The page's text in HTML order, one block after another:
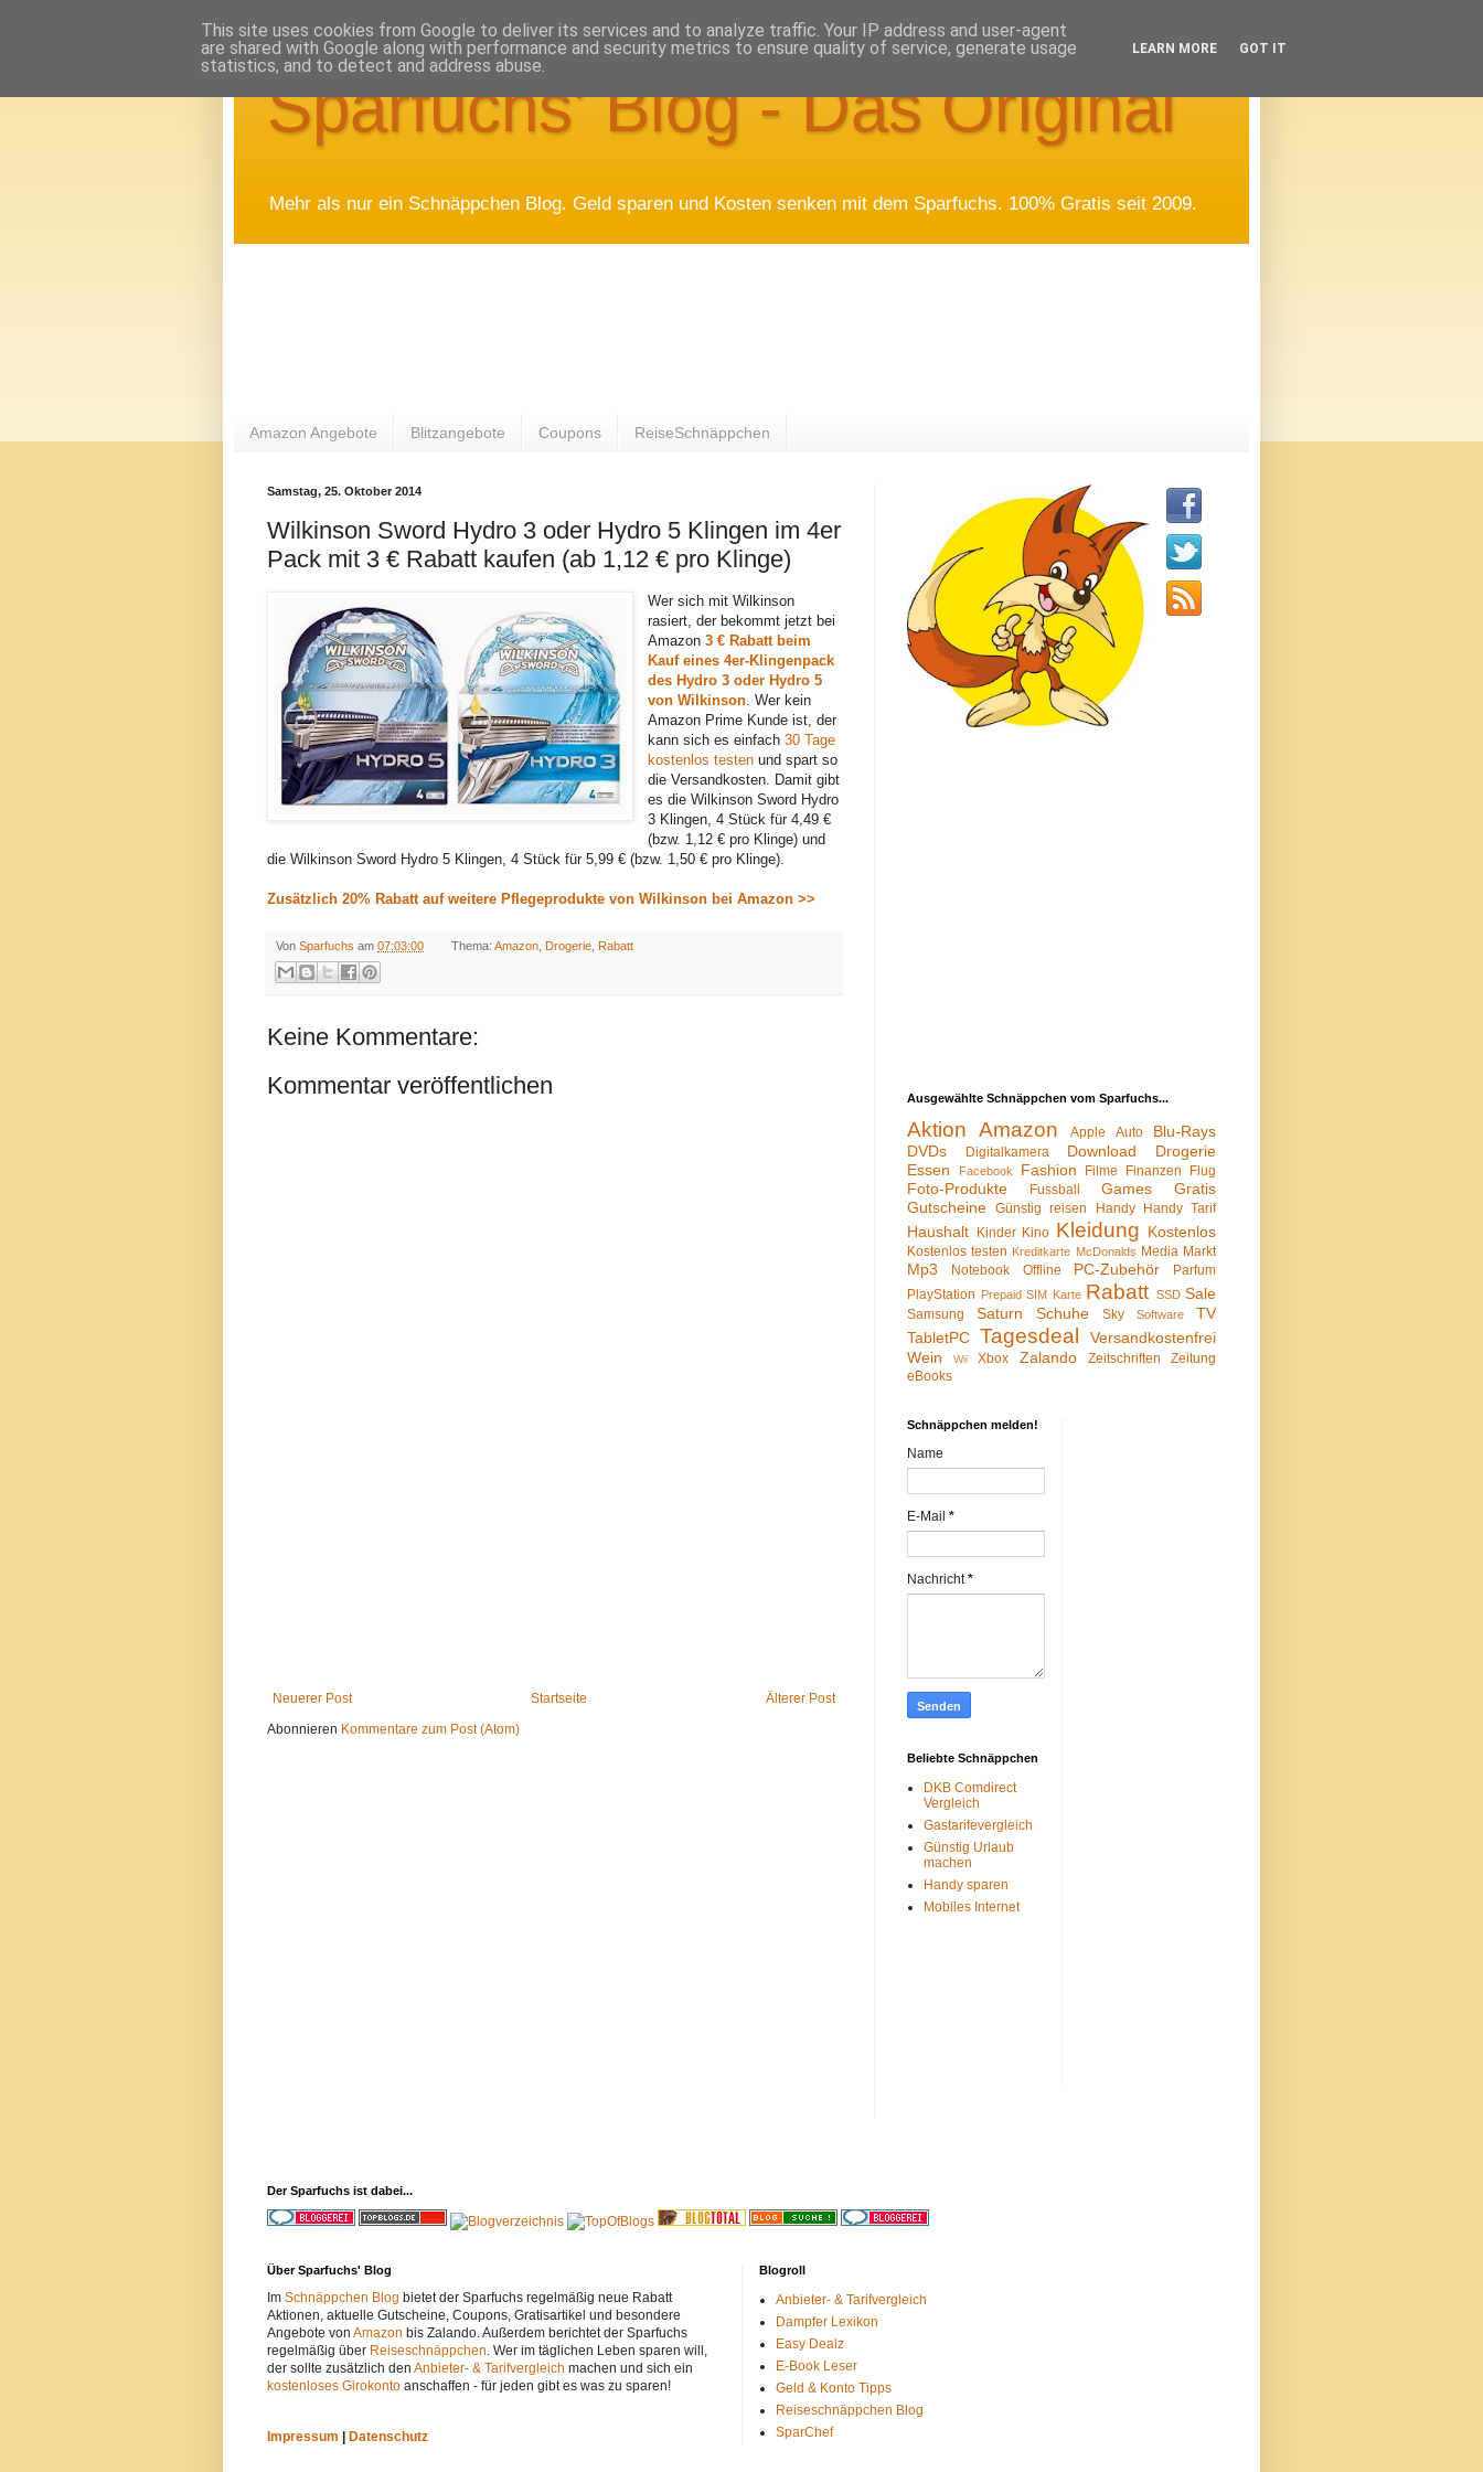
Sparfuchs' Blog - Das Original
Mehr als nur ein Schnäppchen Blog. Geld sparen und Kosten senken mit dem Sparfuchs. 100% Gratis seit 2009.
Amazon Angebote Blitzangebote Coupons ReiseSchnäppchen
Samstag, 25. Oktober 2014
Wilkinson Sword Hydro 3 oder Hydro 5 Klingen im 4er
Pack mit 3 € Rabatt kaufen (ab 1,12 € pro Klinge)
Wer sich mit Wilkinson
rasiert, der bekommt jetzt bei
Amazon3 € Rabatt beim
Kauf eines 4er-Klingenpack
des Hydro 3 oder Hydro 5
von Wilkinson . Wer kein
Amazon Prime Kunde ist, der
kann sich es einfach30 Tage
kostenlos testen und spart so
die Versandkosten. Damit gibt
es die Wilkinson Sword Hydro
3 Klingen, 4 Stück für 4,49 €
(bzw. 1,12 € pro Klinge) und
die Wilkinson Sword Hydro 5 Klingen, 4 Stück für 5,99 € (bzw. 1,50 € pro Klinge).
Zusätzlich 20% Rabatt auf weitere Pflegeprodukte von Wilkinson bei Amazon >>
Von Sparfuchs am 07:03:00 Thema: Amazon, Drogerie, Rabatt
Keine Kommentare:
Kommentar veröffentlichen
Neuerer Post Älterer Post
Startseite
Abonnieren Kommentare zum Post (Atom)
Ausgewählte Schnäppchen vom Sparfuchs...
Aktion Amazon Apple Auto
Blu-Rays
DVDs
Digitalkamera Download
Drogerie
Essen
Facebook Fashion Filme Finanzen Flug
Foto-Produkte Fussball Games
Gratis
Gutscheine Günstig reisen Handy Handy Tarif
Haushalt Kinder Kino Kleidung Kostenlos
Kostenlos testen Kreditkarte McDonalds Media Markt
Mp3 Notebook Offline PC-Zubehör
Parfum
PlayStation Prepaid SIM Karte Rabatt SSD Sale
Samsung Saturn Schuhe Sky Software
TV
TabletPC Tagesdeal
Versandkostenfrei
Wein
Wii Xbox Zalando Zeitschriften
Zeitung
eBooks
Schnäppchen melden!
Name
E-Mail *
Nachricht*
Beliebte Schnäppchen
DKB Comdirect
Vergleich
Gastarifevergleich
Günstig Urlaub
machen
Handy sparen
Mobiles Internet
Der Sparfuchs ist dabei...
Über Sparfuchs' Blog
Im Schnäppchen Blog bietet der Sparfuchs regelmäßig neue Rabatt
Aktionen, aktuelle Gutscheine, Coupons, Gratisartikel und besondere
Angebote von Amazon bis Zalando. Außerdem berichtet der Sparfuchs
regelmäßig über Reiseschnäppchen. Wer im täglichen Leben sparen will,
der sollte zusätzlich den Anbieter- & Tarifvergleich machen und sich ein
kostenloses Girokonto anschaffen - für jeden gibt es was zu sparen!
Impressum Datenschutz
Blogroll
Anbieter- & Tarifvergleich
Dampfer Lexikon
Easy Dealz
E-Book Leser
Geld & Konto Tipps
Reiseschnäppchen Blog
SparChef
This site uses cookies from Google to deliver its services and to analyze traffic. Your IP address and user-agent
are shared with Google along with performance and security metrics to ensure quality of service, generate usage
statistics, and to detect and address abuse.
LEARN MORE GOT IT